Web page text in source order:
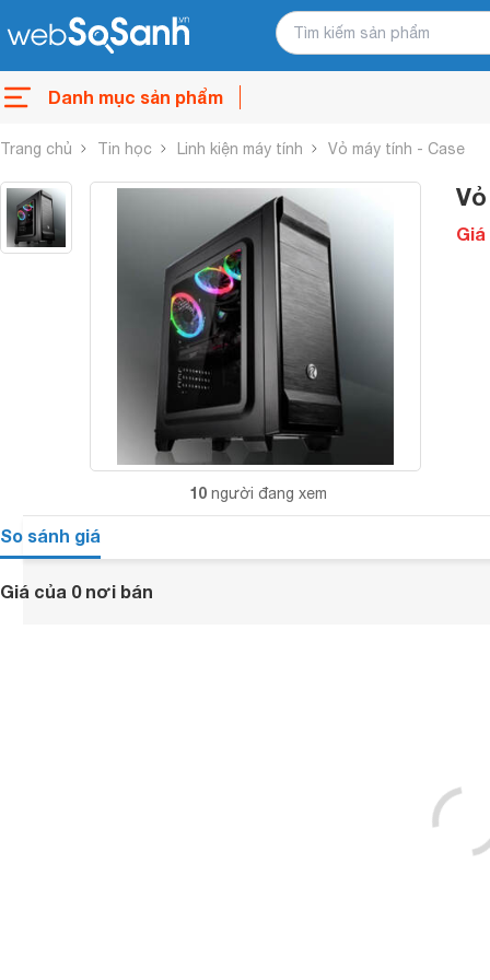
Danh mục sản phẩm
Trang chủ Tin học Linh kiện máy tính Vỏ máy tính - Case
10 người đang xem
So sánh giá
Giá của 0 nơi bán